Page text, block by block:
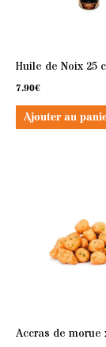
Huile de Noix 25
7.90€
Ajouter au
Accras de morue